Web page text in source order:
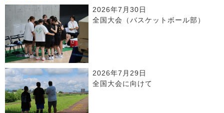
2026年7月30日
全国大会（バスケットボール部）
2026年7月29日
全国大会に向けて